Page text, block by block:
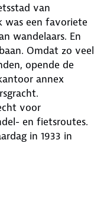
van
was een favoriete
wandelaars. En
Omdat zo veel
opende de
annex
voor
en fietsroutes.
in 1933 in